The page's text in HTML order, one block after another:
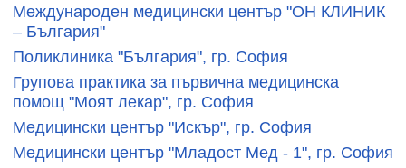
Международен медицински център "ОН КЛИНИК
– България"
Поликлиника "България", гр. София
Групова практика за първична медицинска
помощ "Моят лекар", гр. София
Медицински център "Искър", гр. София
Медицински център "Младост Мед - 1", гр. София